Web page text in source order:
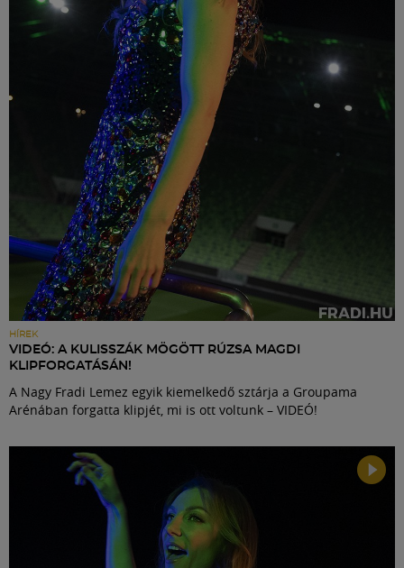
HÍREK
VIDEÓ: A KULISSZÁK MÖGÖTT RÚZSA MAGDI
KLIPFORGATÁSÁN!
A Nagy Fradi Lemez egyik kiemelkedő sztárja a Groupama
Arénában forgatta klipjét, mi is ott voltunk – VIDEÓ!